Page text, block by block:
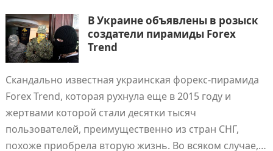
В Украине объявлены в розыск
создатели пирамиды Forex
Trend
Скандально известная украинская форекс-пирамида
Forex Trend, которая рухнула еще в 2015 году и
жертвами которой стали десятки тысяч
пользователей, преимущественно из стран СНГ,
похоже приобрела вторую жизнь. Во всяком случае,…